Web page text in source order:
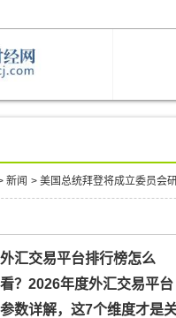
新闻 > 美国总统拜登将成立委员会
外汇交易平台排行榜怎么
看？2026年度外汇交易平台
参数详解，这7个维度才是